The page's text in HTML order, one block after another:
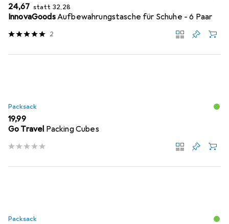
EUR
24,67 statt EUR
32,28
InnovaGoodsAufbewahrungstasche für Schuhe - 6 Paar
2
Packsack
EUR
19,99
Go Travel Packing Cubes
Packsack